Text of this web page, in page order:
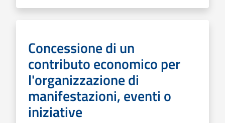
Concessione di un
contributo economico per
l'organizzazione di
manifestazioni, eventi o
iniziative